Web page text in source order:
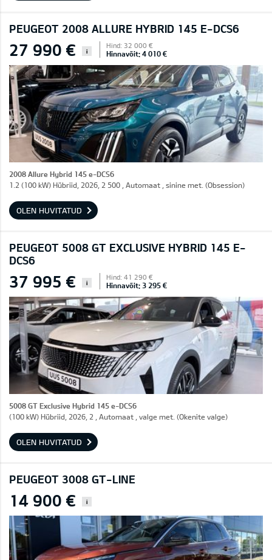
PEUGEOT 2008 ALLURE HYBRID 145 E-DCS6
27 990 € i
Hind: 32 000 €
Hinnavõit: 4 010 €
2008 Allure Hybrid 145 e-DCS6
1.2 (100 kW) Hübriid, 2026, 2 500 , Automaat , sinine met. (Obsession)
OLEN HUVITATUD
PEUGEOT 5008 GT EXCLUSIVE HYBRID 145 E-
DCS6
37 995 € i
Hind: 41 290 €
Hinnavõit: 3 295 €
5008 GT Exclusive Hybrid 145 e-DCS6
(100 kW) Hübriid, 2026, 2 , Automaat , valge met. (Okenite valge)
OLEN HUVITATUD
PEUGEOT 3008 GT-LINE
14 900 € i